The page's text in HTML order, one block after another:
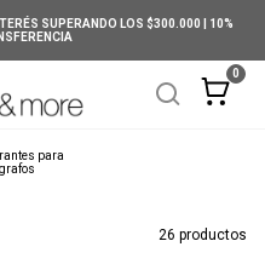
SUPERANDO LOS $300.000 | 10%
0
para
26 productos